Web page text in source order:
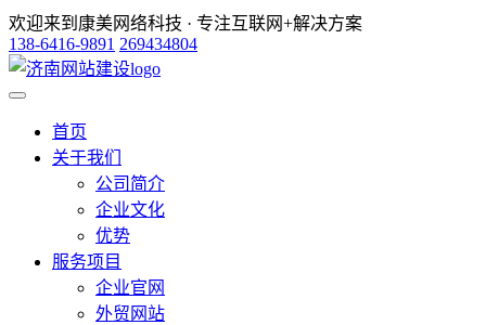
欢迎来到康美网络科技 · 专注互联网+解决方案
138-6416-9891 269434804
首页
关于我们
公司简介
企业文化
优势
服务项目
企业官网
外贸网站